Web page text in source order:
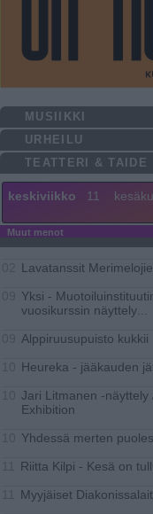
MUSIIKKI
URHEILU
TEATTERI & TAIDE
keskiviikko 11
Muut menot
Lavatanssit
Yksi -
vuosikurssin näyttely
Alppiruusupuisto kukkii
Heureka - jääkauden
Jari Litmanen -näyttely
Exhibition
Yhdessä merten
Riitta Kilpi - Kesä on
Myyjäiset